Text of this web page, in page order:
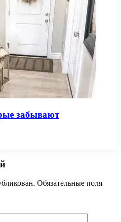
забывают
Обязательные поля